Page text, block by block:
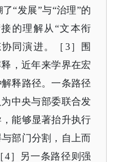
“发展”与“治理”的
的理解从“文本衔
同演进。
［ 3］
围
，近年来学界在宏
释路径。一条路径
中央与部委联合发
能够显著抬升执行
部门分割，自上而
［4］ 另一条路径则强